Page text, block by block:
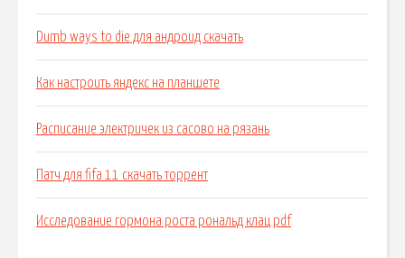
Dumb ways to die для андроид скачать
Как настроить яндекс на планшете
Расписание электричек из сасово на рязань
Патч для fifa 11 скачать торрент
Исследование гормона роста рональд клац pdf